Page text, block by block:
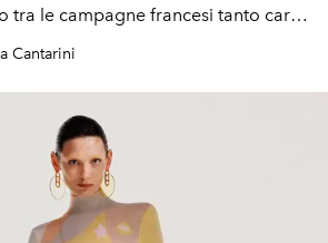
tra le campagne francesi tanto care
quelle del Sussex, paesaggio chiave
Grant da cui il Direttore Creativo
la creazione delle nuove stampe
Cantarini